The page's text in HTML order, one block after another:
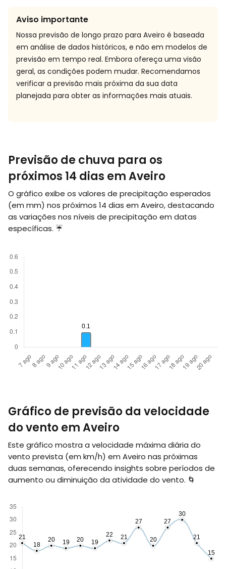
Aviso importante
Nossa previsão de longo prazo para Aveiro é baseada
em análise de dados históricos, e não em modelos de
previsão em tempo real. Embora ofereça uma visão
geral, as condições podem mudar. Recomendamos
verificar a previsão mais próxima da sua data
planejada para obter as informações mais atuais.
Previsão de chuva para os
próximos 14 dias em Aveiro
O gráfico exibe os valores de precipitação esperados
(em mm) nos próximos 14 dias em Aveiro, destacando
as variações nos níveis de precipitação em datas
específicas. ☔
Gráfico de previsão da velocidade
do vento em Aveiro
Este gráfico mostra a velocidade máxima diária do
vento prevista (em km/h) em Aveiro nas próximas
duas semanas, oferecendo insights sobre períodos de
aumento ou diminuição da atividade do vento. 🌀